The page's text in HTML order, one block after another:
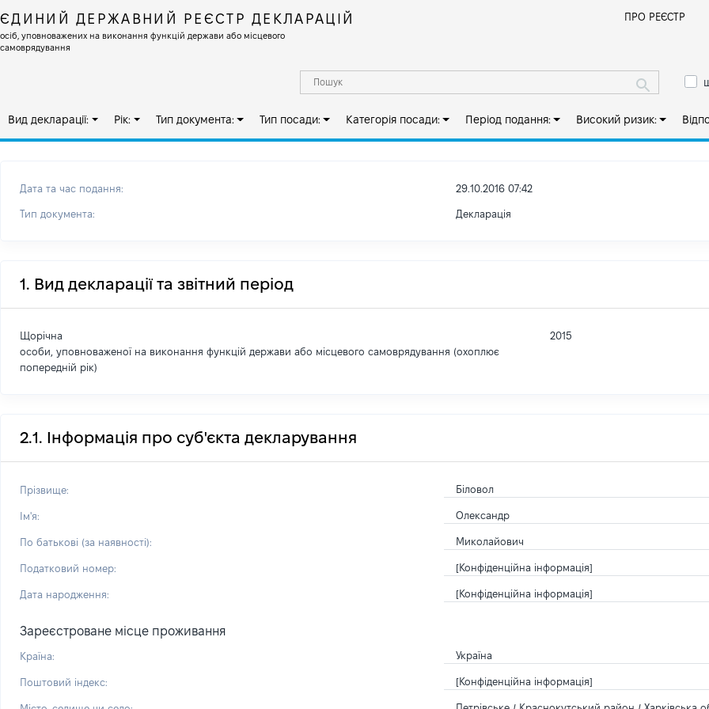
ЄДИНИЙ ДЕРЖАВНИЙ РЕЄСТР ДЕКЛАРАЦІЙ
осіб, уповноважених на виконання функцій держави або місцевого
самоврядування
ПРО РЕЄСТР
Вид декларації: Рік: Тип документа: Тип посади: Категорія посади: Період подання: Високий ризик:
Дата та час подання: 29.10.2016 07:42
Тип документа: Декларація
1. Вид декларації та звітний період
Щорічна
особи, уповноваженої на виконання функцій держави або місцевого самоврядування (охоплює
попередній рік)
2015
2.1. Інформація про суб'єкта декларування
Прізвище: Біловол
Ім'я: Олександр
По батькові (за наявності): Миколайович
Податковий номер: [Конфіденційна інформація]
Дата народження: [Конфіденційна інформація]
Зареєстроване місце проживання
Країна: Україна
Поштовий індекс: [Конфіденційна інформація]